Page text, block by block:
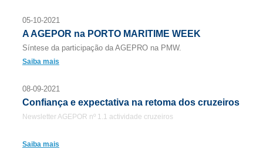
05-10-2021
A AGEPOR na PORTO MARITIME WEEK
Síntese da participação da AGEPRO na PMW.
Saiba mais
08-09-2021
Confiança e expectativa na retoma dos cruzeiros
Newsletter AGEPOR nº 1.1 actividade cruzeiros
Saiba mais